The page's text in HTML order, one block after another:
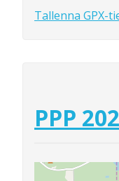
Tallenna GPX-
PPP